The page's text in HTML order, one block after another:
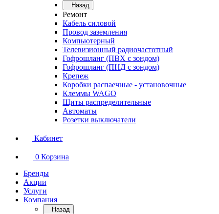
Назад
Ремонт
Кабель силовой
Провод заземления
Компьютерный
Телевизионный радиочастотный
Гофрошланг (ПВХ с зондом)
Гофрошланг (ПНД с зондом)
Крепеж
Коробки распаечные - установочные
Клеммы WAGO
Щиты распределительные
Автоматы
Розетки выключатели
Кабинет
0 Корзина
Бренды
Акции
Услуги
Компания
Назад